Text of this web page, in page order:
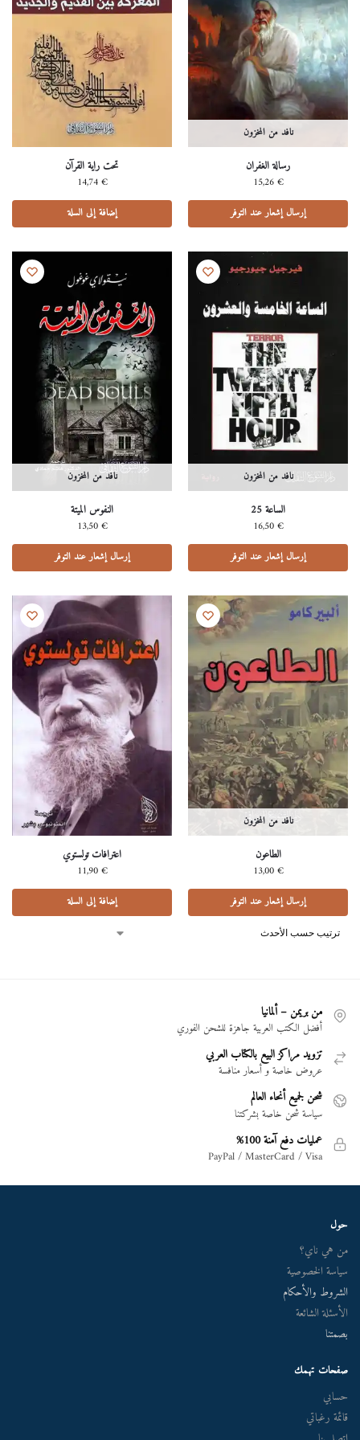
نافد من المخزون
رسالة الغفران
15,26€
إرسال إشعار عند التوفر
تحت راية القرآن
14,74€
إضافة إلى السلة
نافد من المخزون
الساعة 25
16,50€
إرسال إشعار عند التوفر
نافد من المخزون
النفوس الميتة
13,50€
إرسال إشعار عند التوفر
نافد من المخزون
الطاعون
13,00€
إرسال إشعار عند التوفر
اعترافات تولستوي
11,90€
إضافة إلى السلة
من بريمن – ألمانيا
أفضل الكتب العربية جاهزة للشحن الفوري
تزويد مراكز البيع بالكتاب العربي
عروض خاصة و أسعار منافسة
شحن لجميع أنحاء العالم
سياسة شحن خاصة بشركتنا
عمليات دفع آمنة 100%
PayPal / MasterCard / Visa
حول
من هي ناي؟
سياسة الخصوصية
الشروط والأحكام
الأسئلة الشائعة
بصمتنا
صفحات تهمك
حسابي
قائمة رغباتي